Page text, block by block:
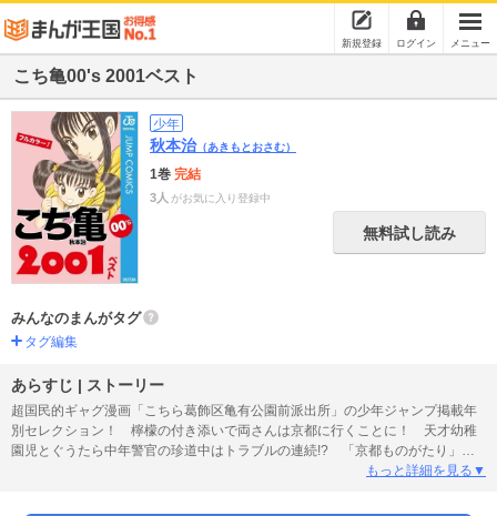
新規登録 ログイン メニュー
こち亀00's 2001ベスト
少年
秋本治（あきもとおさむ）
1巻 完結
3人 がお気に入り登録中
無料試し読み
みんなのまんがタグ
タグ編集
あらすじ | ストーリー
超国民的ギャグ漫画「こちら葛飾区亀有公園前派出所」の少年ジャンプ掲載年
別セレクション！ 檸檬の付き添いで両さんは京都に行くことに！ 天才幼稚
園児とぐうたら中年警官の珍道中はトラブルの連続!? 「京都ものがたり」
もっと詳細を見る▼